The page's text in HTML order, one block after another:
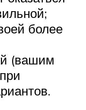
более
(вашим